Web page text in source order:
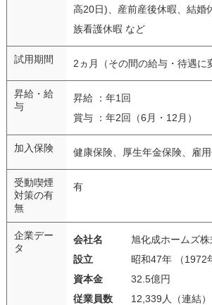
高20日)、産前産後休暇、結婚
族看護休暇 など
試用期間 2ヵ月（その間の給与・待遇に
昇給・給
与
昇給 ：年1回
賞与 ：年2回（6月・12月）
加入保険 健康保険、厚生年金保険、雇
受動喫煙
対策の有
無
有
企業デー
タ
会社名
旭化成ホームズ株
設立
昭和47年 （1972
資本金
32.5億円
従業員数
12,339人（連結）